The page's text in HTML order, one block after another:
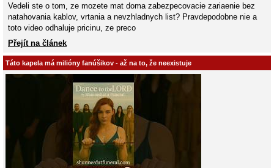
Vedeli ste o tom, ze mozete mat doma zabezpecovacie zariaenie bez
natahovania kablov, vrtania a nevzhladnych list? Pravdepodobne nie a
toto video odhaluje pricinu, ze preco
Přejít na článek
Táto kapela má milióny fanúšikov - až na to, že neexistuje